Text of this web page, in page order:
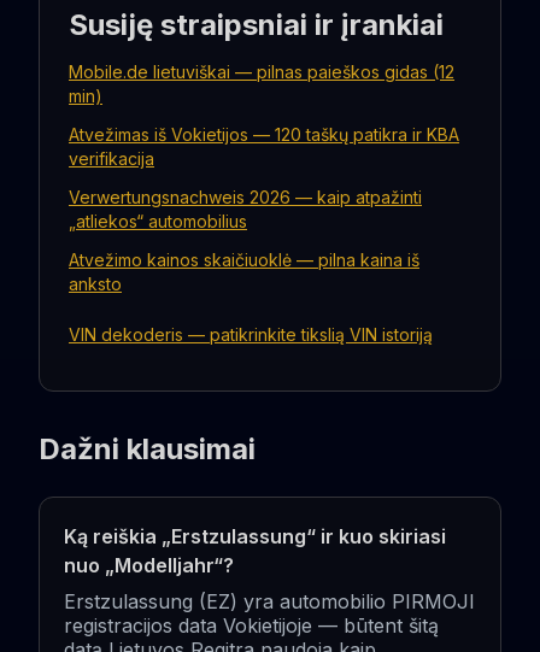
Susiję straipsniai ir įrankiai
Mobile.de lietuviškai — pilnas paieškos gidas (12
min)
Atvežimas iš Vokietijos — 120 taškų patikra ir KBA
verifikacija
Verwertungsnachweis 2026 — kaip atpažinti
„atliekos“ automobilius
Atvežimo kainos skaičiuoklė — pilna kaina iš
anksto
VIN dekoderis — patikrinkite tikslią VIN istoriją
Dažni klausimai
Ką reiškia „Erstzulassung“ ir kuo skiriasi
nuo „Modelljahr“?
Erstzulassung (EZ) yra automobilio PIRMOJI
registracijos data Vokietijoje — būtent šitą